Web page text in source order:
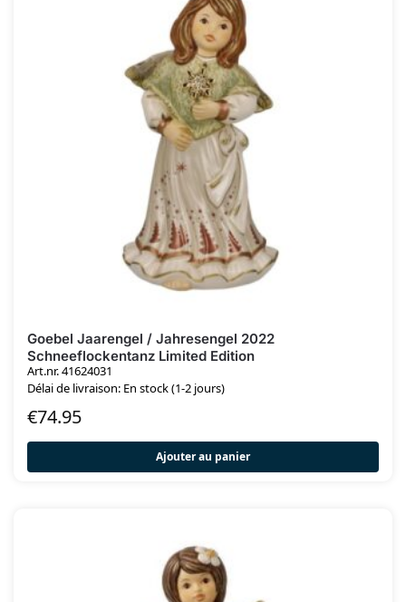
Goebel Jaarengel / Jahresengel 2022
Schneeflockentanz Limited Edition
Art.nr. 41624031
Délai de livraison: En stock (1-2 jours)
€74.95
Ajouter au panier